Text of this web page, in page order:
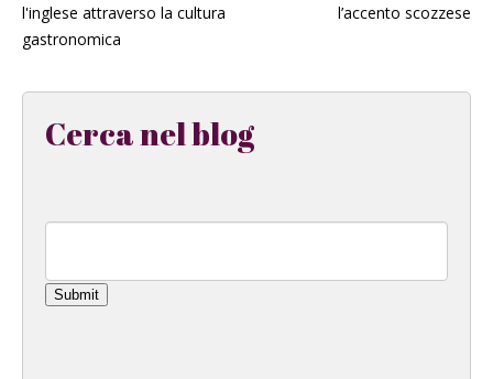
l'inglese attraverso la cultura
gastronomica
l’accento scozzese
Cerca nel blog
Submit